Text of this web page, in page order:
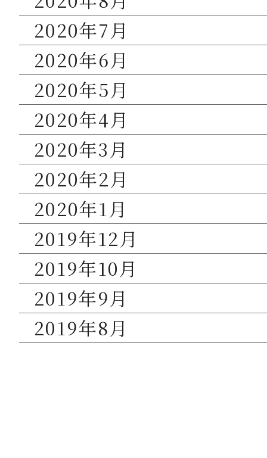
2020年7月
2020年6月
2020年5月
2020年4月
2020年3月
2020年2月
2020年1月
2019年12月
2019年10月
2019年9月
2019年8月